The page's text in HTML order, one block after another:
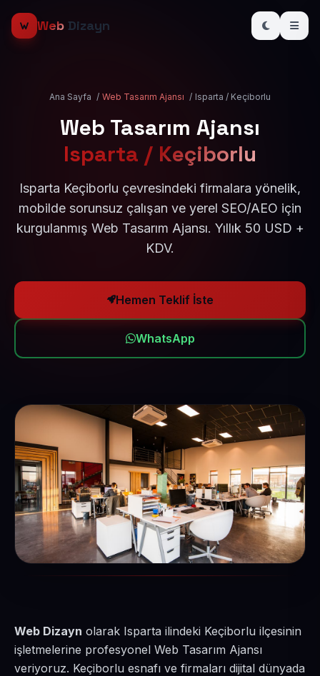
Web Dizayn
Ana Sayfa / Web Tasarım Ajansı / Isparta / Keçiborlu
Web Tasarım Ajansı
Isparta / Keçiborlu
Isparta Keçiborlu çevresindeki firmalara yönelik,
mobilde sorunsuz çalışan ve yerel SEO/AEO için
kurgulanmış Web Tasarım Ajansı. Yıllık 50 USD +
KDV.
Hemen Teklif İste
WhatsApp
Web Dizayn olarak Isparta ilindeki Keçiborlu ilçesinin
işletmelerine profesyonel Web Tasarım Ajansı
veriyoruz. Keçiborlu esnafı ve firmaları dijital dünyada